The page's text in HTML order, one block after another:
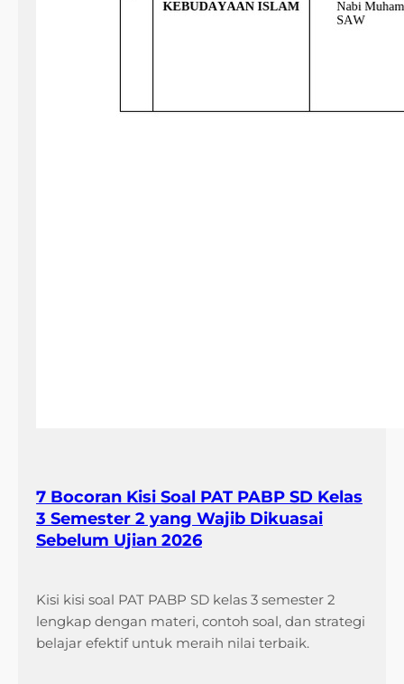
7 Bocoran Kisi Soal PAT PABP SD Kelas
3 Semester 2 yang Wajib Dikuasai
Sebelum Ujian 2026
Kisi kisi soal PAT PABP SD kelas 3 semester 2
lengkap dengan materi, contoh soal, dan strategi
belajar efektif untuk meraih nilai terbaik.